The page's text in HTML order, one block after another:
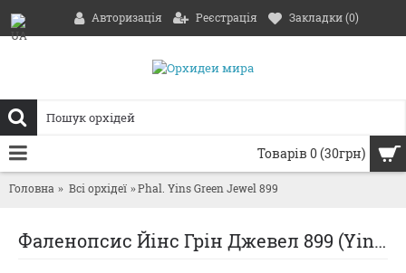
Авторизація Реєстрація Закладки (0)
Товарів 0 (30грн)
Головна Всі орхідеї Phal. Yins Green Jewel 899
Фаленопсис Йінс Грін Джевел 899 (Yins Green Jewel 899)